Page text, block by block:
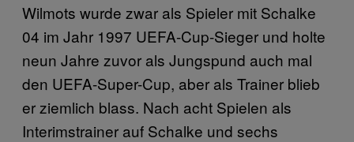
Wilmots wurde zwar als Spieler mit Schalke
04 im Jahr 1997 UEFA-Cup-Sieger und holte
neun Jahre zuvor als Jungspund auch mal
den UEFA-Super-Cup, aber als Trainer blieb
er ziemlich blass. Nach acht Spielen als
Interimstrainer auf Schalke und sechs